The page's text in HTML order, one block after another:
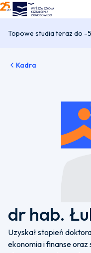
WSKZ - strona główna
Topowe studia teraz do -
Kadra
dr hab.
Uzyskał stopień
ekonomia i finanse